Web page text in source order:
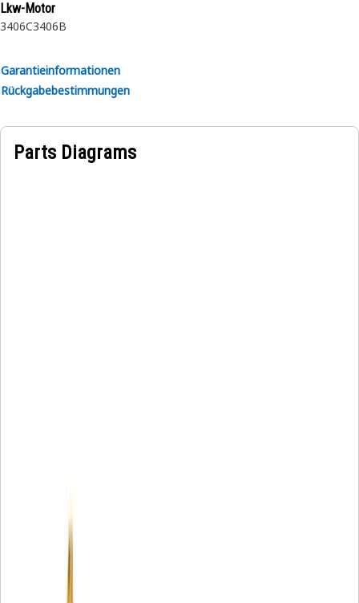
Lkw-Motor
3406C3406B
Garantieinformationen
Rückgabebestimmungen
Parts Diagrams